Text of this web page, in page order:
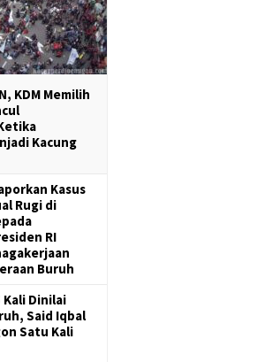
KDM Memilih
Kacung
Kasus
Rugi di
RI
Buruh
Kali Dinilai
Said Iqbal
Satu Kali